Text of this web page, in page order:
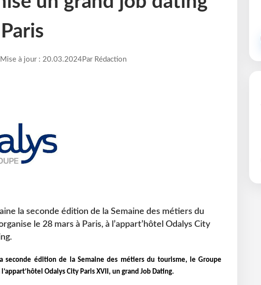
à jour : 20.03.2024Par Rédaction
la seconde édition de la Semaine des métiers du
le 28 mars à Paris, à l’appart’hôtel Odalys City
seconde édition de la Semaine des métiers du tourisme, le Groupe
Odalys City Paris XVII, un grand Job Dating.